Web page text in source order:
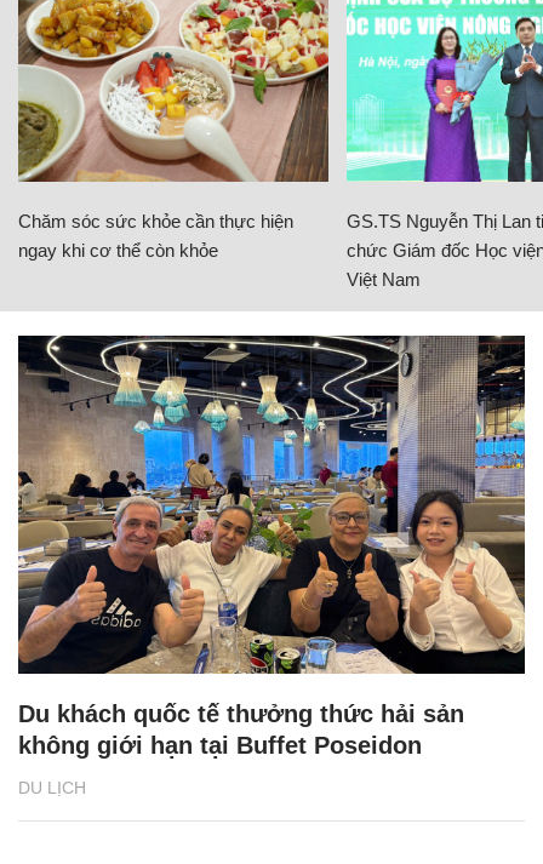
Chăm sóc sức khỏe cần thực hiện
ngay khi cơ thể còn khỏe
GS.TS Nguyễn Thị Lan
chức Giám đốc Học
Việt Nam
DU LỊCH
Du khách quốc tế thưởng thức hải sản
không giới hạn tại Buffet Poseidon